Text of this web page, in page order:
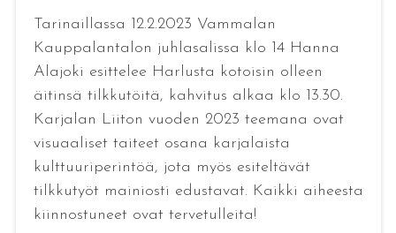
Tarinaillassa 12.2.2023 Vammalan
Kauppalantalon juhlasalissa klo 14 Hanna
Alajoki esittelee Harlusta kotoisin olleen
äitinsä tilkkutöitä, kahvitus alkaa klo 13.30.
Karjalan Liiton vuoden 2023 teemana ovat
visuaaliset taiteet osana karjalaista
kulttuuriperintöä, jota myös esiteltävät
tilkkutyöt mainiosti edustavat. Kaikki aiheesta
kiinnostuneet ovat tervetulleita!